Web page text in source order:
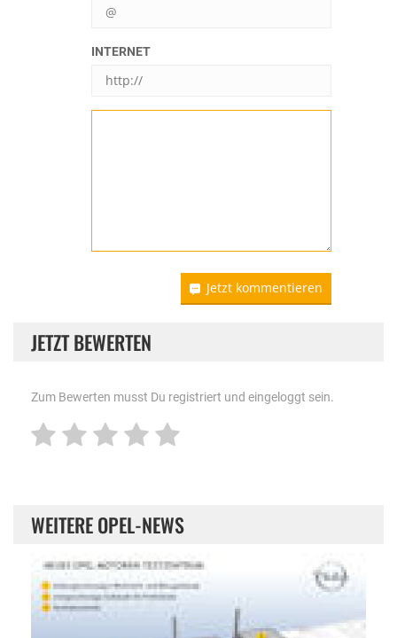
INTERNET
Jetzt kommentieren
JETZT BEWERTEN
Zum Bewerten musst Du registriert und eingeloggt sein.
WEITERE OPEL-NEWS